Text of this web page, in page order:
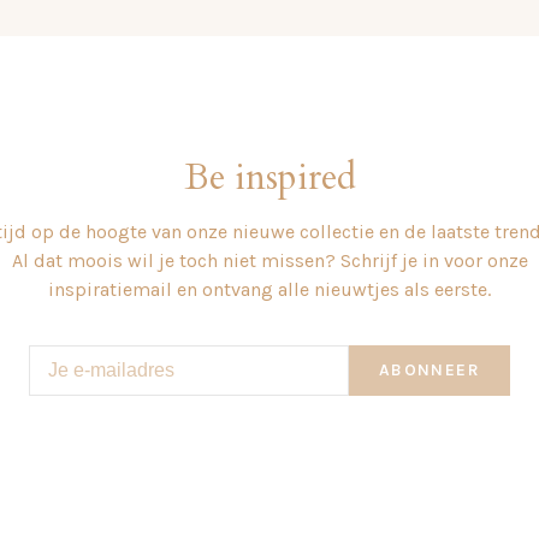
Be inspired
op de hoogte van onze nieuwe collectie en de laatste
Al dat moois wil je toch niet missen? Schrijf je in voor onze
inspiratiemail en ontvang alle nieuwtjes als eerste.
ABONNEER